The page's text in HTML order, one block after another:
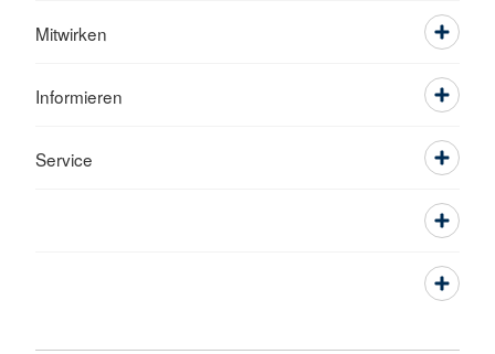
Mitwirken
Informieren
Service